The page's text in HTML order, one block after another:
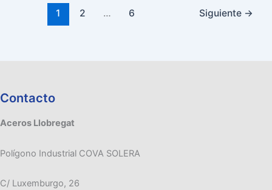
1 2 … 6 Siguiente →
Contacto
Aceros Llobregat
Polígono Industrial COVA SOLERA
C/ Luxemburgo, 26